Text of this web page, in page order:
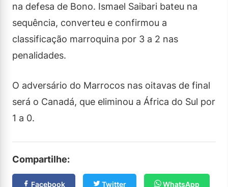
na defesa de Bono. Ismael Saibari bateu na
sequência, converteu e confirmou a
classificação marroquina por 3 a 2 nas
penalidades.
O adversário do Marrocos nas oitavas de final
será o Canadá, que eliminou a África do Sul por
1 a 0.
Compartilhe:
Facebook Twitter WhatsApp